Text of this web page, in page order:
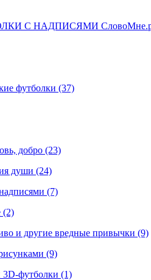
С НАДПИСЯМИ
футболки (37)
добро (23)
души (24)
(7)
(2)
и другие вредные привычки (9)
(9)
3D-футболки (1)